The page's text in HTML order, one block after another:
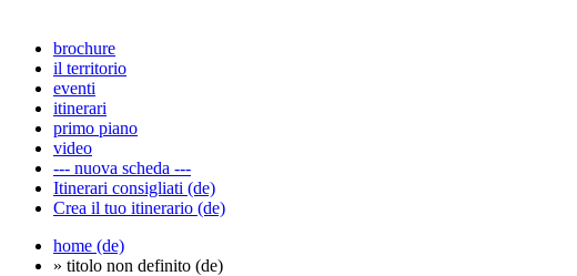
brochure
il territorio
eventi
itinerari
primo piano
video
--- nuova scheda ---
Itinerari consigliati (de)
Crea il tuo itinerario (de)
home (de)
» titolo non definito (de)